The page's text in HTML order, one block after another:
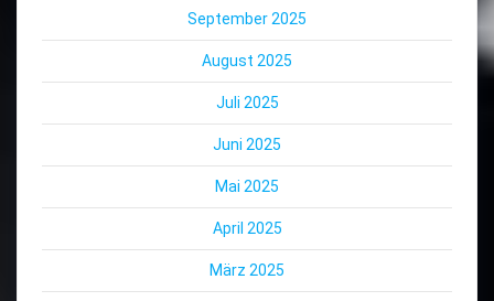
September 2025
August 2025
Juli 2025
Juni 2025
Mai 2025
April 2025
März 2025